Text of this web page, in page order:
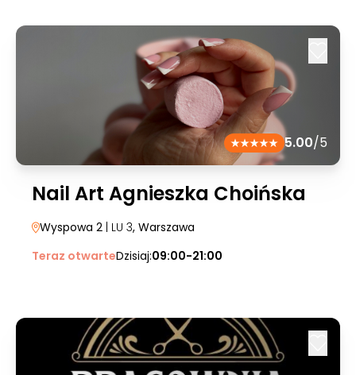
5.00/5
Nail Art Agnieszka Choińska
Wyspowa 2 | LU 3, Warszawa
Teraz otwarteDzisiaj:09:00-21:00